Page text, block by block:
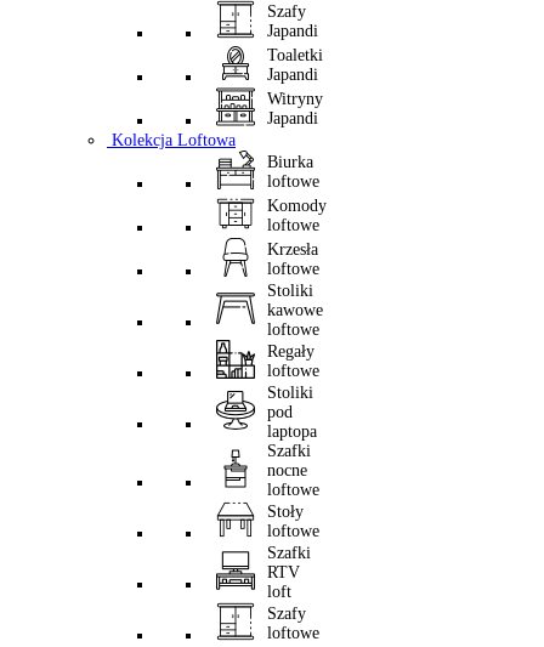
Szafy
Japandi
Toaletki
Japandi
Witryny
Japandi
Kolekcja Loftowa
Biurka
loftowe
Komody
loftowe
Krzesła
loftowe
Stoliki
kawowe
loftowe
Regały
loftowe
Stoliki
pod
laptopa
Szafki
nocne
loftowe
Stoły
loftowe
Szafki
RTV
loft
Szafy
loftowe